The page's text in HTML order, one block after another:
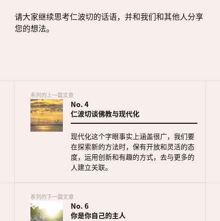
请大家继续思考仁波切的话语，并和我们和其他人分享
您的想法。
系列的上一篇文章
No.4
仁波切谈佛教与现代化
现代化这个字眼事实上涵盖很广，我们要
在探索新的方法时，保有开放和灵活的态
度，运用创新和有趣的方式，去与更多的
人建立关联。
系列的下一篇文章
No.6
你是你自己的主人